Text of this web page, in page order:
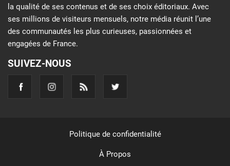
la qualité de ses contenus et de ses choix éditoriaux. Avec
ses millions de visiteurs mensuels, notre média réunit l’une
des communautés les plus curieuses, passionnées et
engagées de France.
SUIVEZ-NOUS
Politique de confidentialité
À Propos